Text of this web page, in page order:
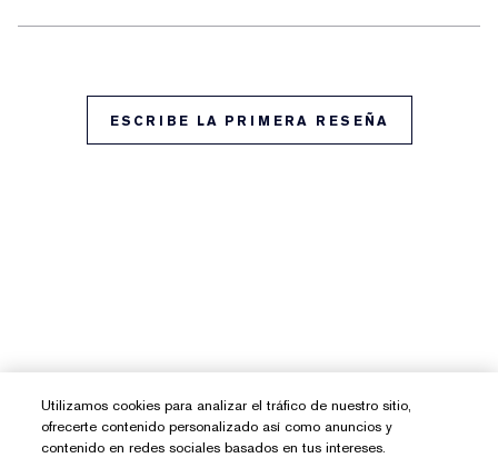
ESCRIBE LA PRIMERA RESEÑA
Utilizamos cookies para analizar el tráfico de nuestro sitio,
ofrecerte contenido personalizado así como anuncios y
contenido en redes sociales basados en tus intereses.